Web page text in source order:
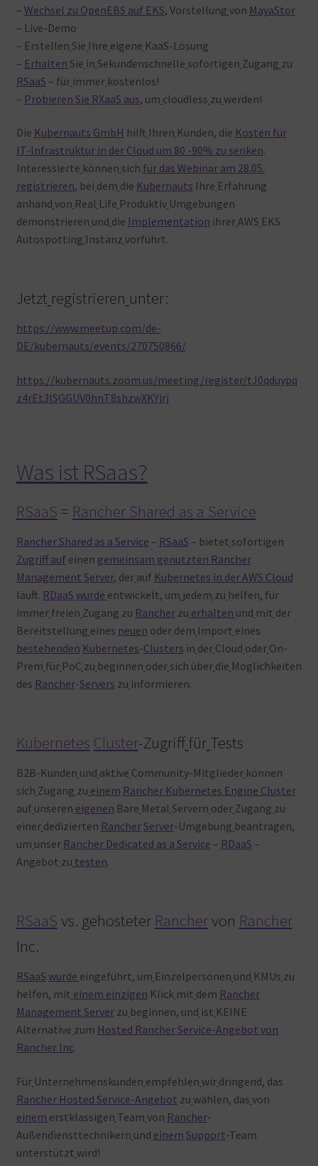
– Wechsel zu OpenEBS auf EKS, Vorstellung von MayaStor
– Live-Demo
– Erstellen Sie Ihre eigene KaaS-Lösung
– Erhalten Sie in Sekundenschnelle sofortigen Zugang zu
RSaaS – für immer kostenlos!
– Probieren Sie RXaaS aus, um cloudless zu werden!
Die Kubernauts GmbH hilft Ihren Kunden, die Kosten für
IT-Infrastruktur in der Cloud um 80 -90% zu senken.
Interessierte können sich für das Webinar am 28.05.
registrieren, bei dem die Kubernauts Ihre Erfahrung
anhand von Real Life Produktiv Umgebungen
demonstrieren und die Implementation ihrerAWS EKS
Autospotting Instanz vorführt.
Jetzt registrieren unter:
https://www.meetup.com/de-
DE/kubernauts/events/270750866/
https://kubernauts.zoom.us/meeting/register/tJ0qduypq
z4rEt3lSGGUV0hnT8shzwXKYjrj
Was ist RSaas?
RSaaS = Rancher Shared as a Service
Rancher Shared as a Service – RSaaS – bietet sofortigen
Zugriff auf einen gemeinsam genutzten Rancher
Management Server, der auf Kubernetes in der AWS Cloud
läuft. RDaaS wurde entwickelt, um jedem zu helfen, für
immer freien Zugang zu Rancherzu erhalten und mit der
Bereitstellung eines neuen oder dem Import eines
bestehenden Kubernetes-Clusters in der Cloud oder On-
Prem für PoC zu beginnen oder sich über die Möglichkeiten
des Rancher-Servers zu informieren.
Kubernetes Cluster-Zugrifffür Tests
B2B-Kunden und aktive Community-Mitglieder können
sich Zugang zu einem Rancher Kubernetes Engine Cluster
auf unseren eigenen Bare Metal Servern oder Zugang zu
einer dedizierten RancherServer-Umgebung beantragen,
um unser Rancher Dedicated as a Service – RDaaS –
Angebot zu testen.
RSaaS vs. gehosteter Ranchervon Rancher
Inc.
RSaaS wurde eingeführt, um Einzelpersonen und KMUs zu
helfen, mit einem einzigen Klick mit dem Rancher
Management Serverzu beginnen, und ist KEINE
Alternative zum Hosted Rancher Service-Angebot von
Rancher Inc.
Für Unternehmenskunden empfehlen wir dringend, das
Rancher Hosted Service-Angebot zu wählen, das von
einem erstklassigen Team von Rancher-
Außendiensttechnikern und einem Support-Team
unterstützt wird!